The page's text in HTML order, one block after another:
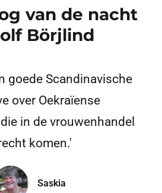
van de nacht
Börjlind
goede Scandinavische
over Oekraïense
in de vrouwenhandel
komen.'
Saskia